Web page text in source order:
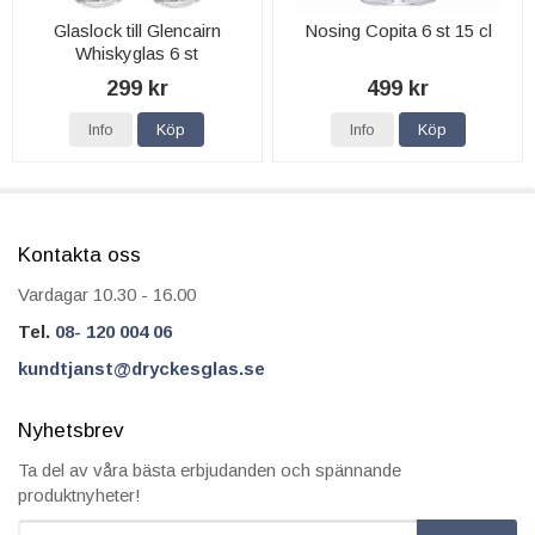
Glaslock till Glencairn
Whiskyglas 6 st
299 kr
Info Köp
Nosing Copita 6 st 15 cl
499 kr
Info Köp
Kontakta oss
Vardagar 10.30 - 16.00
Tel. 08- 120 004 06
kundtjanst@dryckesglas.se
Nyhetsbrev
Ta del av våra bästa erbjudanden och spännande
produktnyheter!